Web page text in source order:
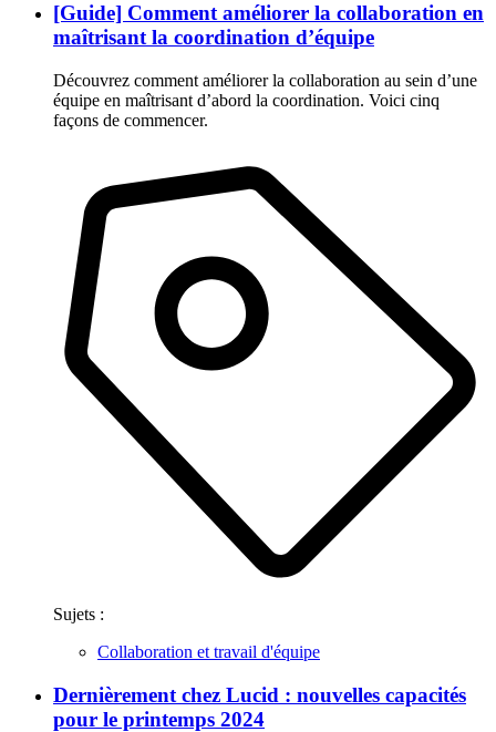
[Guide] Comment améliorer la collaboration en
maîtrisant la coordination d’équipe
Découvrez comment améliorer la collaboration au sein d’une
équipe en maîtrisant d’abord la coordination. Voici cinq
façons de commencer.
Sujets :
Collaboration et travail d'équipe
Dernièrement chez Lucid : nouvelles capacités
pour le printemps 2024